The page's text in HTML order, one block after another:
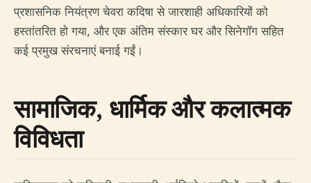
प्रशासनिक नियंत्रण चेवरा कदिषा से जारशाही अधिकारियों को
हस्तांतरित हो गया, और एक अंतिम संस्कार घर और सिनेगॉग सहित
कई प्रमुख संरचनाएं बनाई गईं।
सामाजिक, धार्मिक और कलात्मक
विविधता